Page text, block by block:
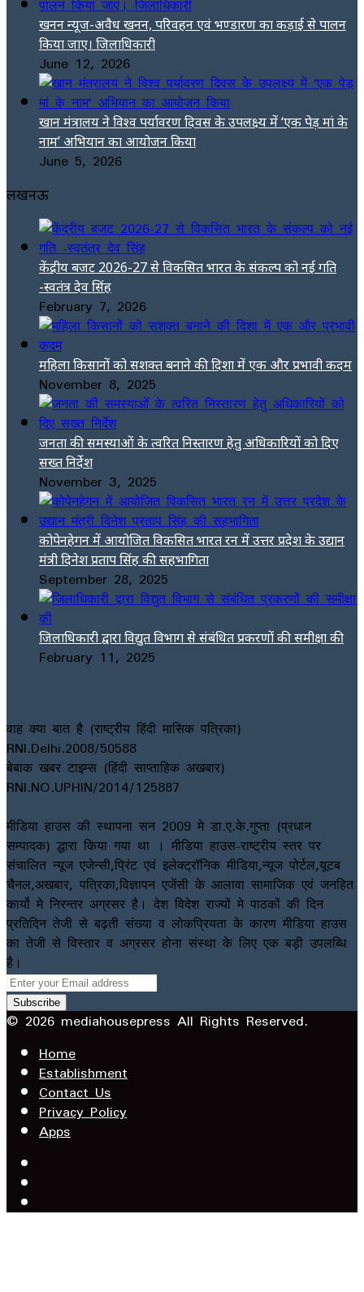
खनन न्यूज-अवैध खनन, परिवहन एवं भण्डारण का कड़ाई से पालन
किया जाए। जिलाधिकारी
June 12, 2026
खान मंत्रालय ने विश्व पर्यावरण दिवस के उपलक्ष्य में ‘एक पेड़ मां के
नाम’ अभियान का आयोजन किया
June 5, 2026
लखनऊ
केंद्रीय बजट 2026-27 से विकसित भारत के संकल्प को नई गति
-स्वतंत्र देव सिंह
February 7, 2026
महिला किसानों को सशक्त बनाने की दिशा में एक और प्रभावी कदम
November 8, 2025
जनता की समस्याओं के त्वरित निस्तारण हेतु अधिकारियों को दिए
सख्त निर्देश
November 3, 2025
कोपेनहेगन में आयोजित विकसित भारत रन में उत्तर प्रदेश के उद्यान
मंत्री दिनेश प्रताप सिंह की सहभागिता
September 28, 2025
जिलाधिकारी द्वारा विद्युत विभाग से संबंधित प्रकरणों की समीक्षा की
February 11, 2025
वाह क्या बात है (राष्ट्रीय हिंदी मासिक पत्रिका)
RNI.Delhi.2008/50588
बेबाक खबर टाइम्स (हिंदी साप्ताहिक अखबार)
RNI.NO.UPHIN/2014/125887
मीडिया हाउस की स्थापना सन 2009 मे डा.ए.के.गुप्ता (प्रधान
सम्पादक) द्धारा किया गया था । मीडिया हाउस-राष्ट्रीय स्तर पर
संचालित न्यूज एजेन्सी,प्रिंट एवं इलेक्ट्रॉनिक मीडिया,न्यूज पोर्टल,यूटब
चैनल,अखबार, पत्रिका,विज्ञापन एजेंसी के आलावा सामाजिक एवं जनहित
कार्यो मे निरन्तर अग्रसर है। देश विदेश राज्यों मे पाठकों की दिन
प्रतिदिन तेजी से बढ़ती संख्या व लोकप्रियता के कारण मीडिया हाउस
का तेजी से विस्तार व अग्रसर होना संस्था के लिए एक बड़ी उपलब्धि
है।
Enter
your
Email
© 2026 mediahousepress All Rights Reserved.
Home
Establishment
Contact Us
Privacy Policy
Apps